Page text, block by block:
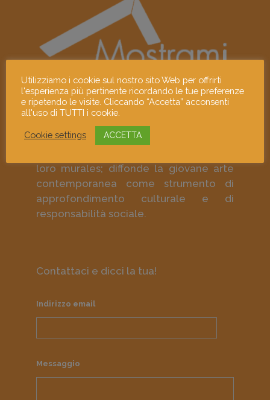
Mostrami è un progetto culturale che
contemporanei e gli artisti visivi
loro murales; diffonde la giovane arte
contemporanea come strumento di
approfondimento culturale e di
responsabilità sociale.
Contattaci e dicci la tua!
Indirizzo email
Messaggio
Utilizziamo i cookie sul nostro sito Web per offrirti
l'esperienza più pertinente ricordando le tue preferenze
e ripetendo le visite. Cliccando “Accetta” acconsenti
all'uso di TUTTI i cookie.
Cookie settings ACCETTA